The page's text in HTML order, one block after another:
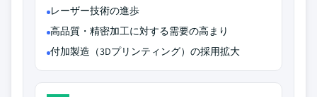
レーザー技術の進歩
高品質・精密加工に対する需要の高まり
付加製造（3Dプリンティング）の採用拡大